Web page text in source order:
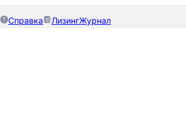
Справка ЛизингЖурнал